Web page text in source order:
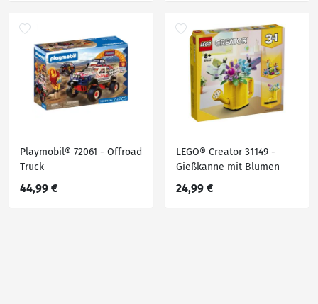
Playmobil® 72061 - Offroad
Truck
44,99 €
LEGO® Creator 31149 -
Gießkanne mit Blumen
24,99 €